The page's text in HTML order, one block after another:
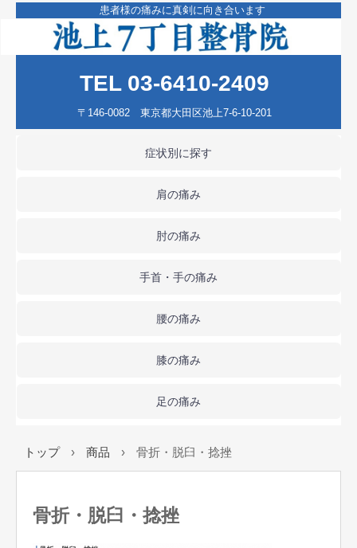
患者様の痛みに真剣に向き合います
TEL 03-6410-2409
〒146-0082 東京都大田区池上7-6-10-201
症状別に探す
肩の痛み
肘の痛み
手首・手の痛み
腰の痛み
膝の痛み
足の痛み
トップ › 商品 › 骨折・脱臼・捻挫
骨折・脱臼・捻挫